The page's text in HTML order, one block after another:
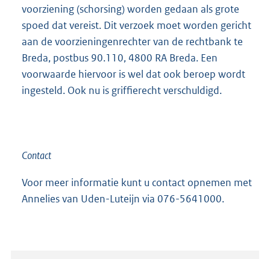
voorziening (schorsing) worden gedaan als grote
spoed dat vereist. Dit verzoek moet worden gericht
aan de voorzieningenrechter van de rechtbank te
Breda, postbus 90.110, 4800 RA Breda. Een
voorwaarde hiervoor is wel dat ook beroep wordt
ingesteld. Ook nu is griffierecht verschuldigd.
Contact
Voor meer informatie kunt u contact opnemen met
Annelies van Uden-Luteijn via 076-5641000.